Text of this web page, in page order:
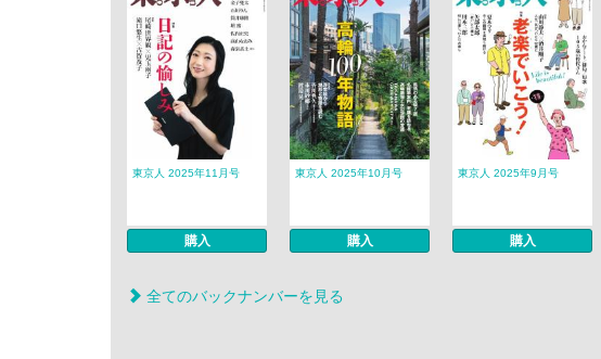
東京人 2025年11月号
購入
東京人 2025年10月号
購入
東京人 2025年9月号
購入
全てのバックナンバーを見る